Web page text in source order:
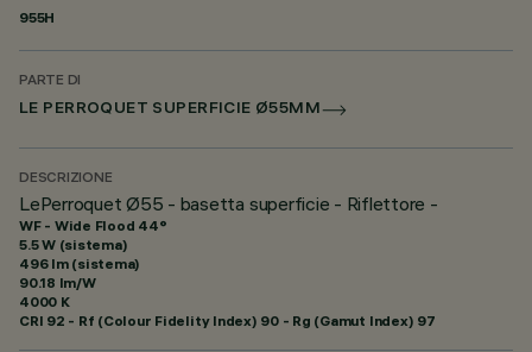
955H
PARTE DI
LE PERROQUET SUPERFICIE Ø55MM
DESCRIZIONE
LePerroquet Ø55 - basetta superficie - Riflettore -
WF - Wide Flood 44°
5.5 W (sistema)
496 lm (sistema)
90.18 lm/W
4000 K
CRI 92 - Rf (Colour Fidelity Index) 90 - Rg (Gamut Index) 97